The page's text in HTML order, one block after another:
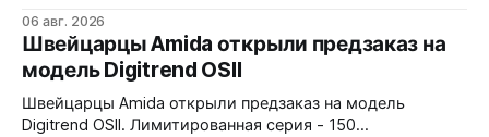
Ceramic, стрелки и индексы Gungrey. 40x12,4x47,75 мм.
Корпус и браслет - сталь 904L, опционально ремешок
X1 FKM Rubber. Сапфировое стекло спереди и сзади с
внутренним AR-покрытием. Безель двунаправленный на
72 клика.
06 авг. 2026
Швейцарцы Amida открыли предзаказ на
модель Digitrend OSII
Швейцарцы Amida открыли предзаказ на модель
Digitrend OSII. Лимитированная серия - 150